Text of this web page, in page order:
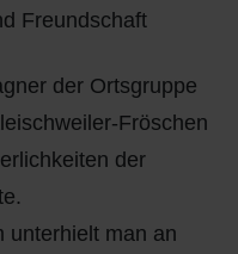
Freundschaft
der Ortsgruppe
Fröschen
der
unterhielt man an